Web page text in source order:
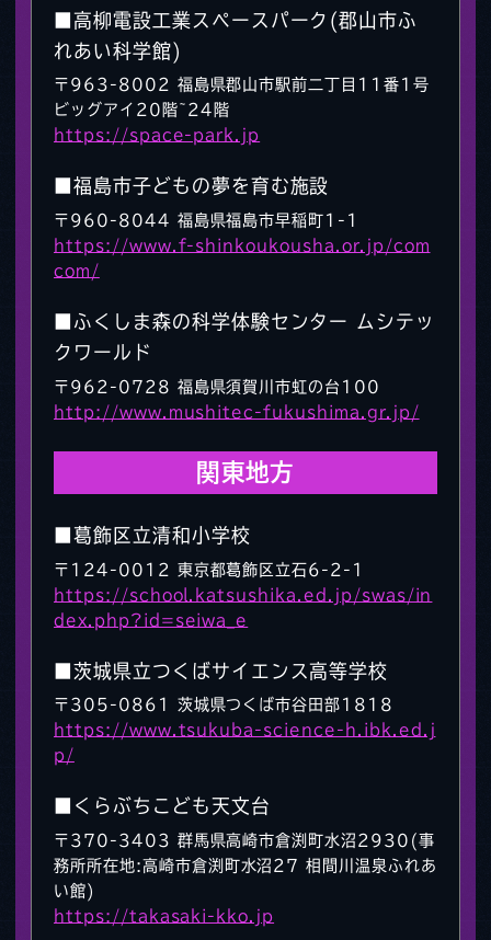
■高柳電設工業スペースパーク(郡山市ふ
れあい科学館)
〒963-8002 福島県郡山市駅前二丁目11番1号
ビッグアイ20階~24階
https://space-park.jp
■福島市子どもの夢を育む施設
〒960-8044 福島県福島市早稲町1-1
https://www.f-shinkoukousha.or.jp/com
com/
■ふくしま森の科学体験センター ムシテッ
クワールド
〒962-0728 福島県須賀川市虹の台100
http://www.mushitec-fukushima.gr.jp/
関東地方
■葛飾区立清和小学校
〒124-0012 東京都葛飾区立石6-2-1
https://school.katsushika.ed.jp/swas/in
dex.php?id=seiwa_e
■茨城県立つくばサイエンス高等学校
〒305-0861 茨城県つくば市谷田部1818
https://www.tsukuba-science-h.ibk.ed.j
p/
■くらぶちこども天文台
〒370-3403 群馬県高崎市倉渕町水沼2930(事
務所所在地:高崎市倉渕町水沼27 相間川温泉ふれあ
い館)
https://takasaki-kko.jp